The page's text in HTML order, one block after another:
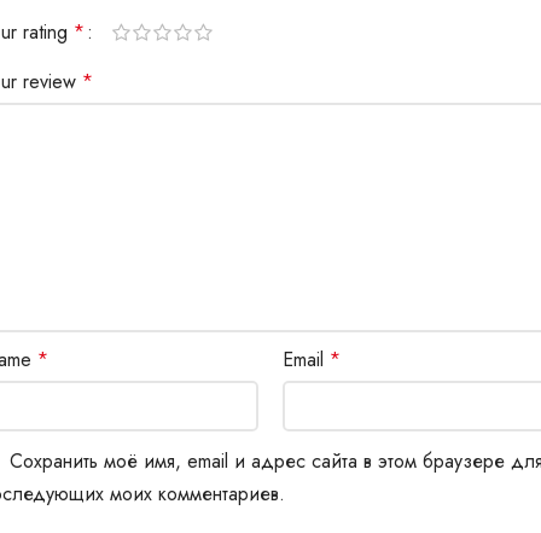
rating *
review *
* Email *
Сохранить моё имя, email и адрес сайта в этом браузере
моих комментариев.